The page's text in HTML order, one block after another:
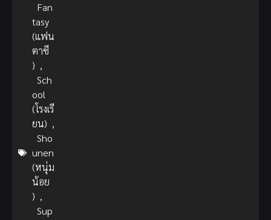
Fan
tasy
(แฟน
ตาซี
) ,
Sch
ool
(โรงเรี
ยน) ,
Sho
unen
(หนุ่ม
น้อย
) ,
Sup